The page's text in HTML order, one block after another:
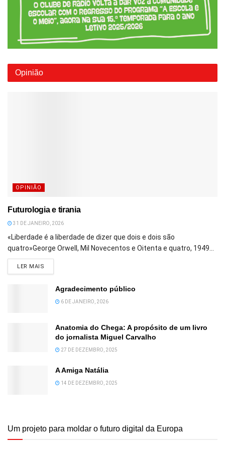
Opinião
OPINIÃO
Futurologia e tirania
31 DE JANEIRO, 2026
«Liberdade é a liberdade de dizer que dois e dois são
quatro»George Orwell, Mil Novecentos e Oitenta e quatro, 1949...
LER MAIS
Agradecimento público
6 DE JANEIRO, 2026
Anatomia do Chega: A propósito de um livro
do jornalista Miguel Carvalho
27 DE DEZEMBRO, 2025
A Amiga Natália
14 DE DEZEMBRO, 2025
Um projeto para moldar o futuro digital da Europa